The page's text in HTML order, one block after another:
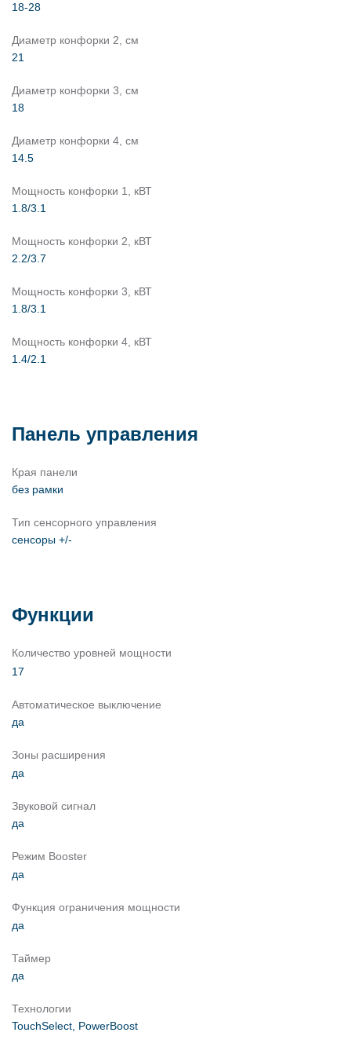
18-28
Диаметр конфорки 2, см
21
Диаметр конфорки 3, см
18
Диаметр конфорки 4, см
14.5
Мощность конфорки 1, кВТ
1.8/3.1
Мощность конфорки 2, кВТ
2.2/3.7
Мощность конфорки 3, кВТ
1.8/3.1
Мощность конфорки 4, кВТ
1.4/2.1
Панель управления
Края панели
без рамки
Тип сенсорного управления
сенсоры +/-
Функции
Количество уровней мощности
17
Автоматическое выключение
да
Зоны расширения
да
Звуковой сигнал
да
Режим Booster
да
Функция ограничения мощности
да
Таймер
да
Технологии
TouchSelect, PowerBoost